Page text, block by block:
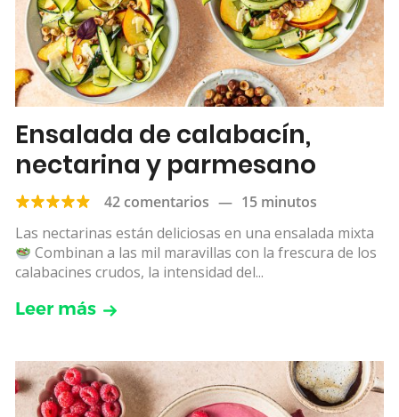
Ensalada de calabacín,
nectarina y parmesano
42 comentarios — 15 minutos
Las nectarinas están deliciosas en una ensalada mixta
Combinan a las mil maravillas con la frescura de los
calabacines crudos, la intensidad del...
Leer más